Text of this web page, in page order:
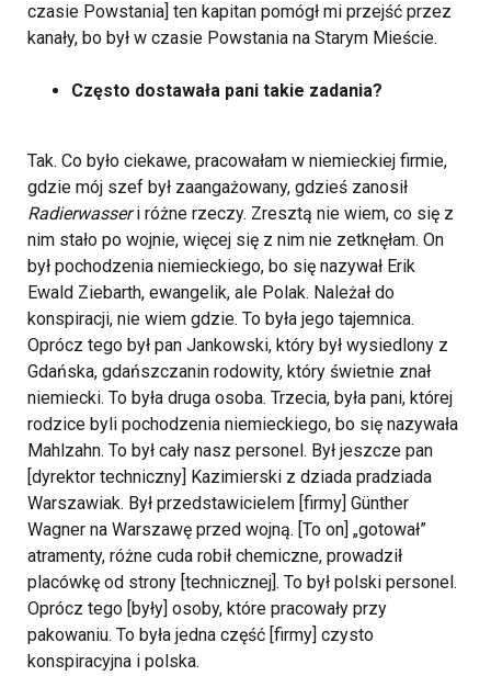
czasie Powstania] ten kapitan pomógł mi przejść przez
kanały, bo był w czasie Powstania na Starym Mieście.
Często dostawała pani takie zadania?
Tak. Co było ciekawe, pracowałam w niemieckiej firmie,
gdzie mój szef był zaangażowany, gdzieś zanosił
Radierwasseri różne rzeczy. Zresztą nie wiem, co się z
nim stało po wojnie, więcej się z nim nie zetknęłam. On
był pochodzenia niemieckiego, bo się nazywał Erik
Ewald Ziebarth, ewangelik, ale Polak. Należał do
konspiracji, nie wiem gdzie. To była jego tajemnica.
Oprócz tego był pan Jankowski, który był wysiedlony z
Gdańska, gdańszczanin rodowity, który świetnie znał
niemiecki. To była druga osoba. Trzecia, była pani, której
rodzice byli pochodzenia niemieckiego, bo się nazywała
Mahlzahn. To był cały nasz personel. Był jeszcze pan
[dyrektor techniczny] Kazimierski z dziada pradziada
Warszawiak. Był przedstawicielem [firmy] Günther
Wagner na Warszawę przed wojną. [To on] „gotował”
atramenty, różne cuda robił chemiczne, prowadził
placówkę od strony [technicznej]. To był polski personel.
Oprócz tego [były] osoby, które pracowały przy
pakowaniu. To była jedna część [firmy] czysto
konspiracyjna i polska.